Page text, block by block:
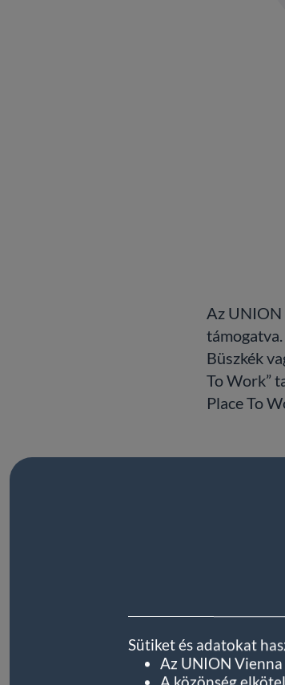
Sütiket és adatokat
Az UNION
Az UNION
Büszkék
To Work”
Place To